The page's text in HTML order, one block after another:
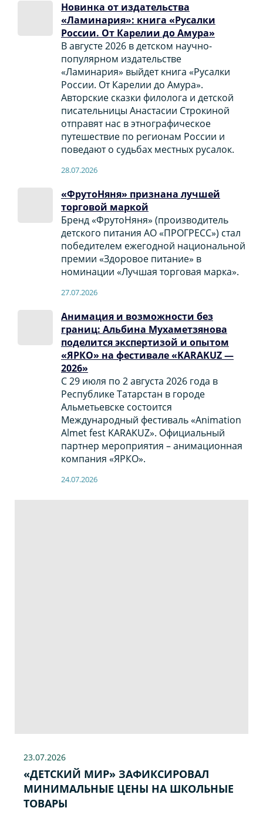
Новинка от издательства
«Ламинария»: книга «Русалки
России. От Карелии до Амура»
В августе 2026 в детском научно-
популярном издательстве
«Ламинария» выйдет книга «Русалки
России. От Карелии до Амура».
Авторские сказки филолога и детской
писательницы Анастасии Строкиной
отправят нас в этнографическое
путешествие по регионам России и
поведают о судьбах местных русалок.
28.07.2026
«ФрутоНяня» признана лучшей
торговой маркой
Бренд «ФрутоНяня» (производитель
детского питания АО «ПРОГРЕСС») стал
победителем ежегодной национальной
премии «Здоровое питание» в
номинации «Лучшая торговая марка».
27.07.2026
Анимация и возможности без
границ: Альбина Мухаметзянова
поделится экспертизой и опытом
«ЯРКО» на фестивале «KARAKUZ —
2026»
С 29 июля по 2 августа 2026 года в
Республике Татарстан в городе
Альметьевске состоится
Международный фестиваль «Animation
Almet fest KARAKUZ». Официальный
партнер мероприятия – анимационная
компания «ЯРКО».
24.07.2026
23.07.2026
«ДЕТСКИЙ МИР» ЗАФИКСИРОВАЛ
МИНИМАЛЬНЫЕ ЦЕНЫ НА ШКОЛЬНЫЕ
ТОВАРЫ